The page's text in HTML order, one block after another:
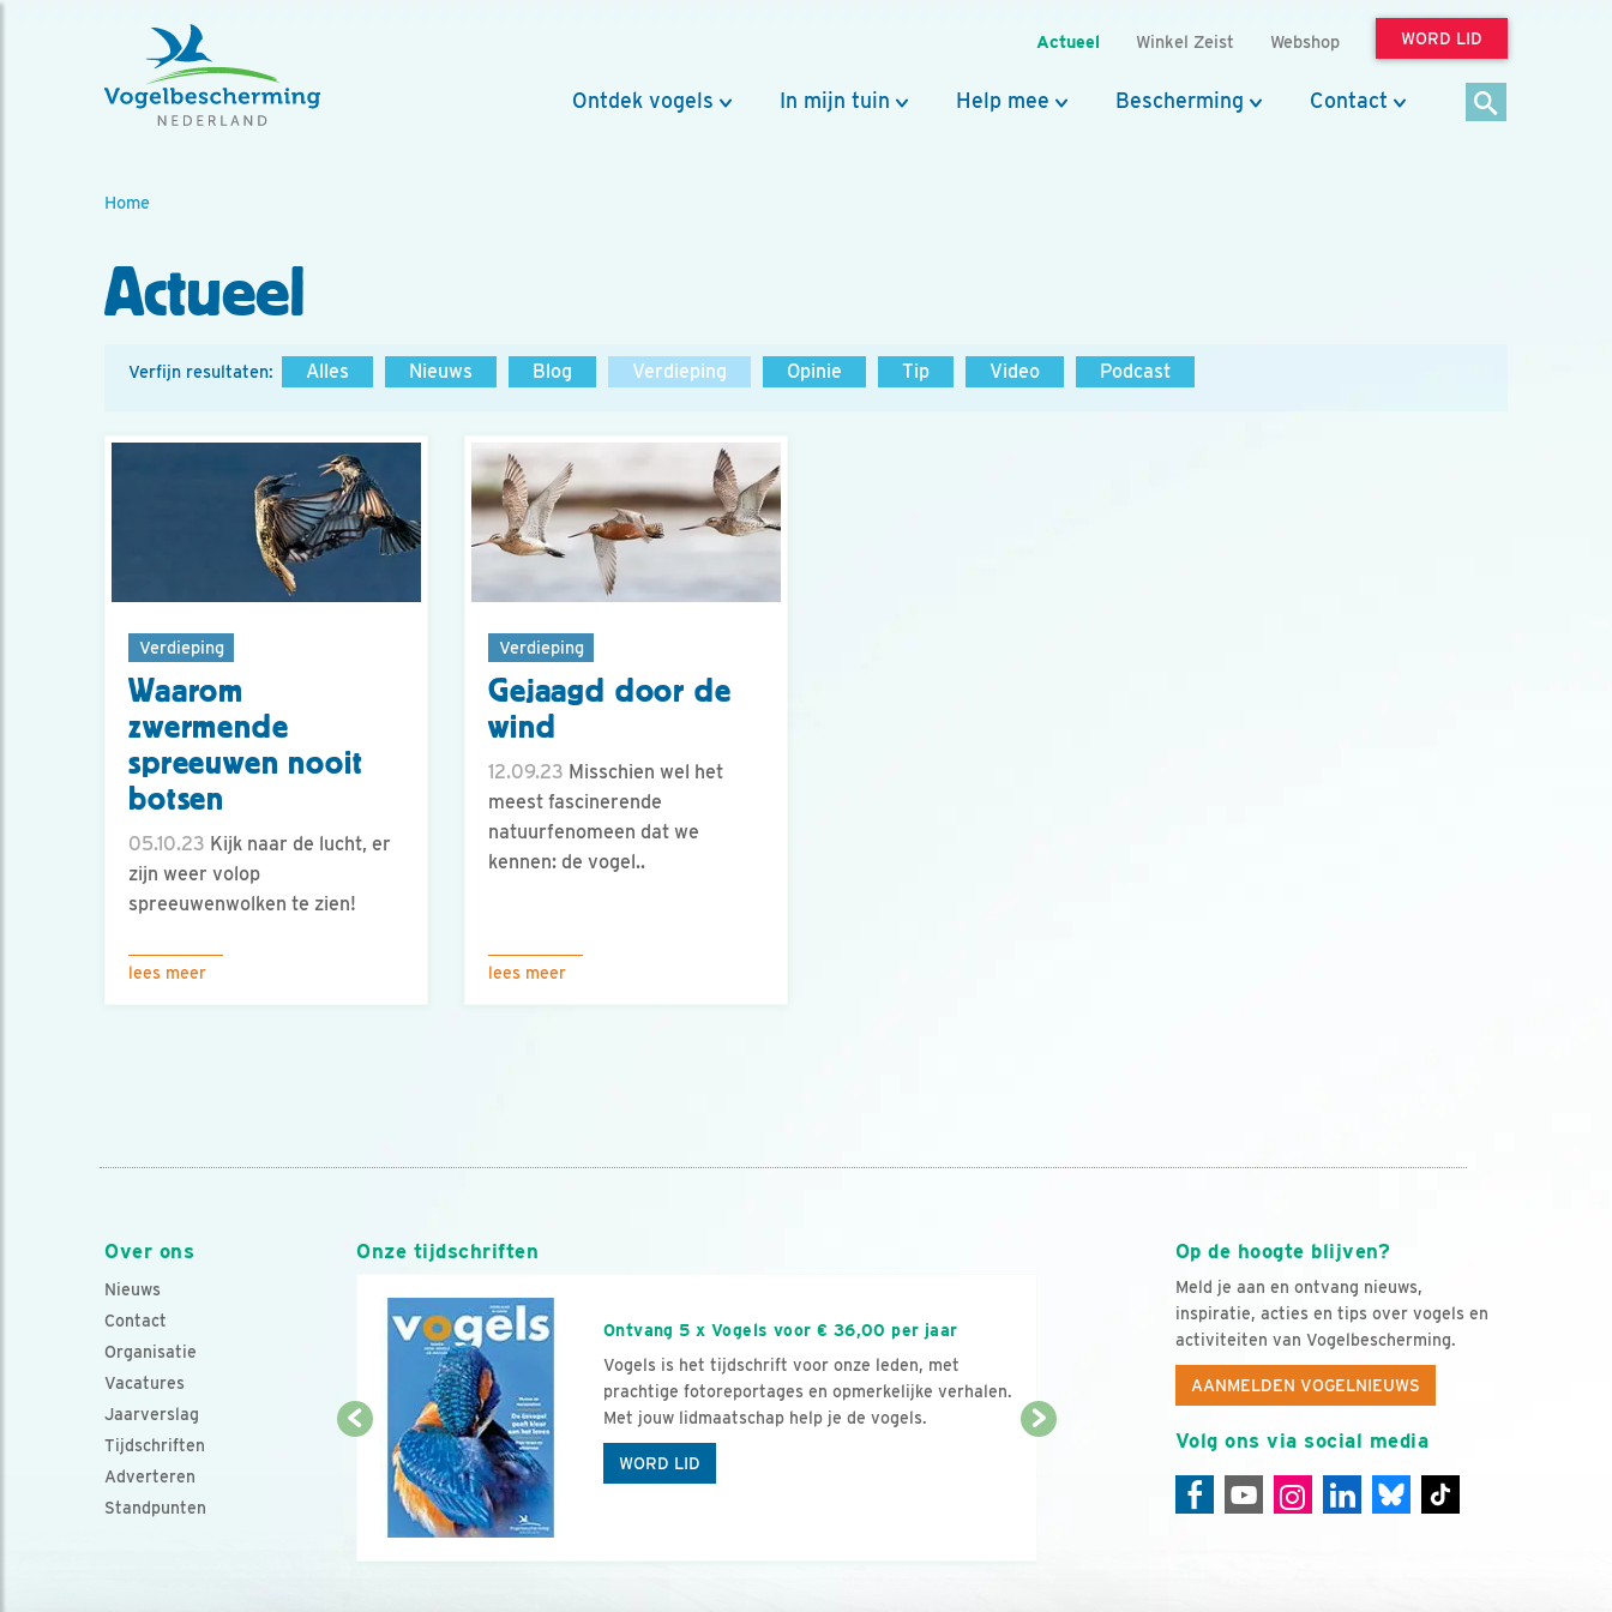
Actueel Winkel Zeist Webshop WORD LID
Ontdek vogels In mijn tuin Help mee Bescherming Contact
Home
Actueel
Verfijn resultaten: Alles Nieuws Blog Verdieping Opinie Tip Video Podcast
Verdieping
Waarom
zwermende
spreeuwen nooit
botsen
05.10.23 Kijk naar de lucht, er
zijn weer volop
spreeuwenwolken te zien!
lees meer
Verdieping
Gejaagd door de
wind
12.09.23 Misschien wel het
meest fascinerende
natuurfenomeen dat we
kennen: de vogel..
lees meer
Over ons
Nieuws
Contact
Organisatie
Vacatures
Jaarverslag
Tijdschriften
Adverteren
Standpunten
Op de hoogte blijven?
Meld je aan en ontvang nieuws,
inspiratie, acties en tips over vogels en
activiteiten van Vogelbescherming.
AANMELDEN VOGELNIEUWS
Volg ons via social media
Onze tijdschriften
Ontvang 5 x Vogels voor € 36,00 per jaar
Vogels is het tijdschrift voor onze leden, met
prachtige fotoreportages en opmerkelijke verhalen.
Met jouw lidmaatschap help je de vogels.
WORD LID